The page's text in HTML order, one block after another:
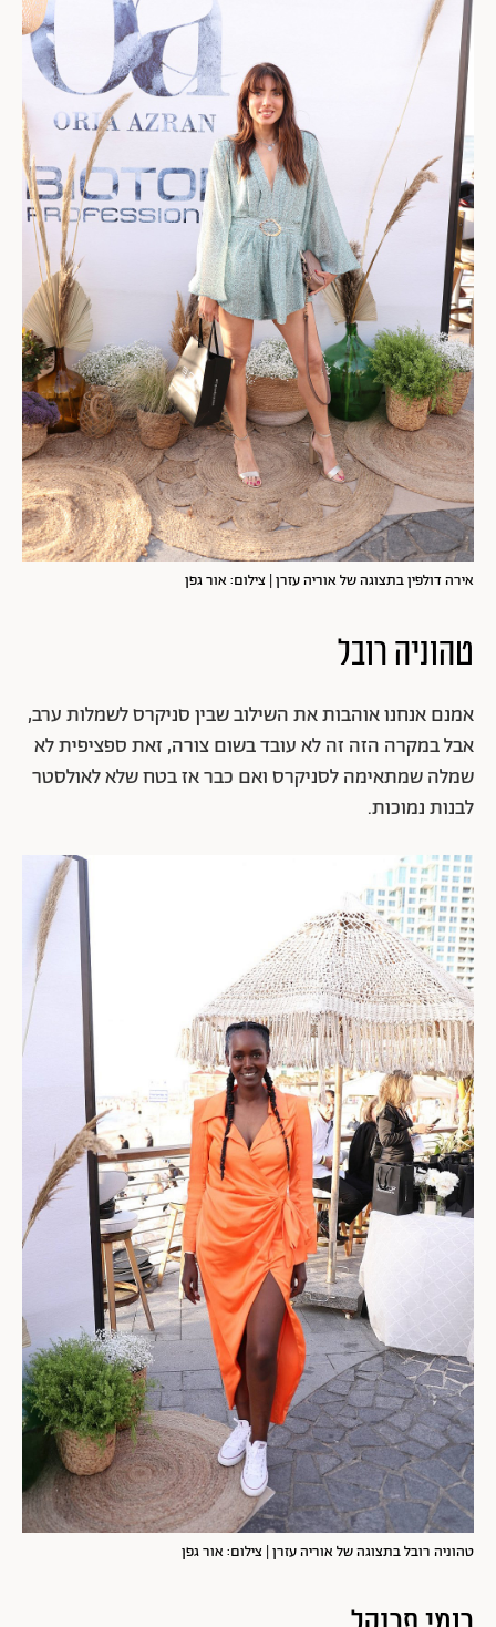
אירה דולפין בתצוגה של אוריה עזרן | צילום: אור גפן
טהוניה רובל
אמנם אנחנו אוהבות את השילוב שבין סניקרס לשמלות ערב,
אבל במקרה הזה זה לא עובד בשום צורה, זאת ספציפית לא
שמלה שמתאימה לסניקרס ואם כבר אז בטח שלא לאולסטר
לבנות נמוכות.
טהוניה רובל בתצוגה של אוריה עזרן | צילום: אור גפן